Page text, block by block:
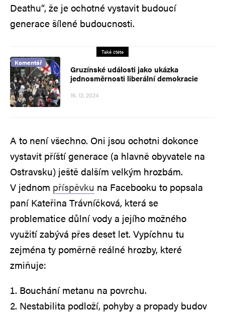
Deathu“, že je ochotné vystavit budoucí
generace šílené budoucnosti.
Také čtěte
Komentář
Gruzínské události jako ukázka
jednosměrnosti liberální demokracie
16. 12. 2024
A to není všechno. Oni jsou ochotni dokonce
vystavit příští generace (a hlavně obyvatele na
Ostravsku) ještě dalším velkým hrozbám.
V jednom příspěvku na Facebooku to popsala
paní Kateřina Trávníčková, která se
problematice důlní vody a jejího možného
využití zabývá přes deset let. Vypíchnu tu
zejména ty poměrně reálné hrozby, které
zmiňuje:
Bouchání metanu na povrchu.
Nestabilita podloží, pohyby a propady budov